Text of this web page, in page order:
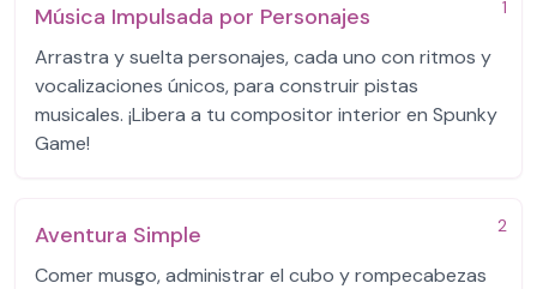
1
Música Impulsada por Personajes
Arrastra y suelta personajes, cada uno con ritmos y
vocalizaciones únicos, para construir pistas
musicales. ¡Libera a tu compositor interior en Spunky
Game!
2
Aventura Simple
Comer musgo, administrar el cubo y rompecabezas